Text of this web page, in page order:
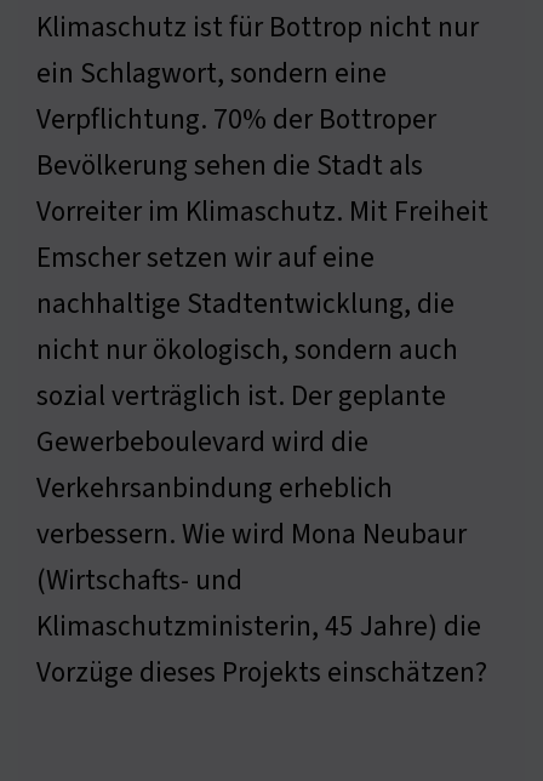
Klimaschutz ist für Bottrop nicht nur
ein Schlagwort, sondern eine
Verpflichtung. 70% der Bottroper
Bevölkerung sehen die Stadt als
Vorreiter im Klimaschutz. Mit Freiheit
Emscher setzen wir auf eine
nachhaltige Stadtentwicklung, die
nicht nur ökologisch, sondern auch
sozial verträglich ist. Der geplante
Gewerbeboulevard wird die
Verkehrsanbindung erheblich
verbessern. Wie wird Mona Neubaur
(Wirtschafts- und
Klimaschutzministerin, 45 Jahre) die
Vorzüge dieses Projekts einschätzen?